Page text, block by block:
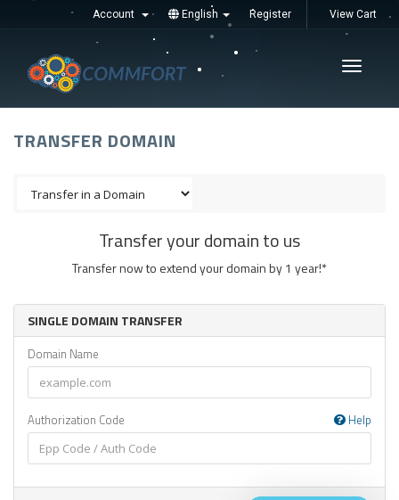
Account English Register View Cart
TRANSFER DOMAIN
Transfer your domain to us
Transfer now to extend your domain by 1 year!*
SINGLE DOMAIN TRANSFER
Domain Name
Authorization Code Help